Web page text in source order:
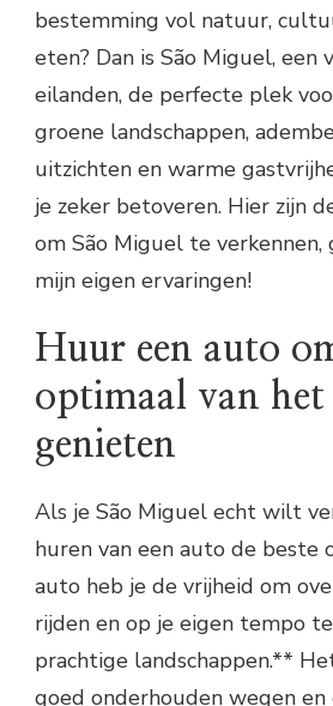
bestemming vol natuur,
eten? Dan is São Miguel, een
eilanden, de perfecte plek
groene landschappen,
uitzichten en warme
je zeker betoveren. Hier zijn
om São Miguel te verkennen,
mijn eigen ervaringen!
Huur een auto
optimaal van het
genieten
Als je São Miguel echt wilt
huren van een auto de beste
auto heb je de vrijheid om
rijden en op je eigen tempo
prachtige landschappen.**
goed onderhouden wegen en